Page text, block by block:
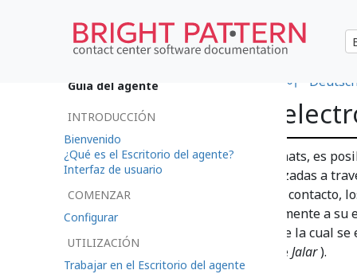
•日本語•العربية 한국어
Casos y correo
Además de las llamadas y los chats, es
solicitudes de los clientes realizadas a
de las practicas de su centro de contacto,
pueden ser entregados directamente a su
aparecer en la cola de equipo de la cual
manualmente (i.e., el metodo deJalar).
Guía del agente
INTRODUCCIÓN
Bienvenido
¿Qué es el Escritorio del agente?
Interfaz de usuario
COMENZAR
Configurar
UTILIZACIÓN
Trabajar en el Escritorio del agente